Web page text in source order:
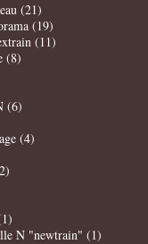
(21)
(19)
(11)
(8)
(6)
(4)
N "newtrain" (1)